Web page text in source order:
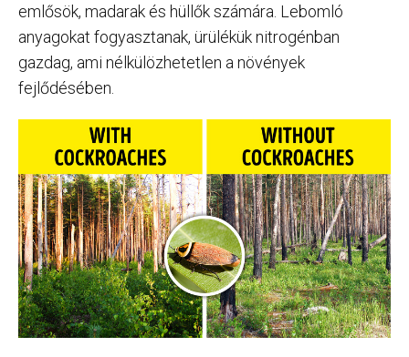
emlősök, madarak és hüllők számára. Lebomló
anyagokat fogyasztanak, ürülékük nitrogénban
gazdag, ami nélkülözhetetlen a növények
fejlődésében.